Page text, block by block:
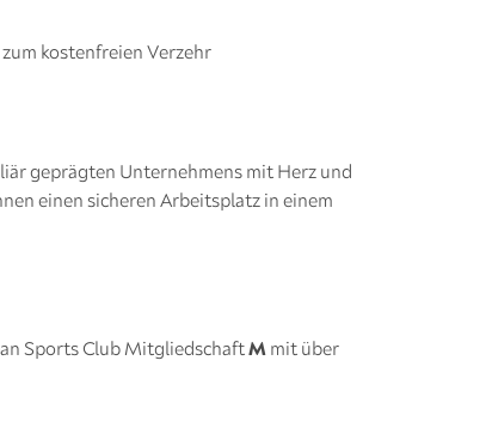
kostenfreien Verzehr
geprägten Unternehmens mit Herz und
einen sicheren Arbeitsplatz in einem
Sports Club MitgliedschaftM mit über